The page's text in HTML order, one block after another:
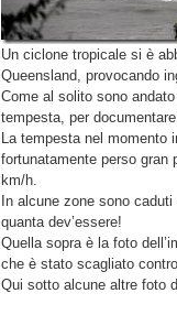
Un ciclone tropicale si è
Queensland, provocando
Come al solito sono
tempesta, per
La tempesta nel momento
fortunatamente perso gran
km/h.
In alcune zone sono
quanta dev’essere!
Quella sopra è la foto
che è stato scagliato
Qui sotto alcune altre foto